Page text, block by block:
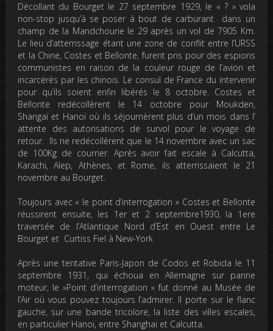
Décollant du Bourget le 27 septembre 1929, le « ? » vola
non-stop jusqu’à se poser à bout de carburant dans un
champ de la Mandchourie le 29 après un vol de 7905 Km.
Le lieu d’atterrissage étant une zone de conflit entre l’URSS
et la Chine, Costes et Bellonte, furent pris pour des espions
communistes en raison de la couleur rouge de l’avion et
incarcérés par les chinois. Le consul de France du intervenir
pour qu’ils soient enfin libérés le 8 octobre. Costes et
Bellonte redécollèrent le 14 octobre pour Moukden,
Shangaï et Hanoï où ils séjournèrent plus d’un mois dans l’
attente des autorisations de survol pour le voyage de
retour. Ils ne redécollèrent que le 14 novembre avec un sac
de 100Kg de courrier. Après avoir fait escale à Calcutta,
Karachi, Alep, Athènes, et Rome, ils atterrissaient le 21
novembre au Bourget.
Toujours avec « le point d’interrogation » Costes et Bellonte
réussirent ensuite, les 1er et 2 septembre1930, la 1ere
traversée de l’Atlantique Nord d’Est en Ouest entre Le
Bourget et Curtiss Fiel à New-York
Après une tentative Paris-Japon de Codos et Robida le 11
septembre 1931, qui échoua en Allemagne sur panne
moteur, le »Point d’interrogation » fut donné au Musée de
l’Air où vous pouvez toujours l’admirer. Il porte sur le flanc
gauche, sur une bande tricolore, la liste des villes escales,
en particulier Hanoï, entre Shanghai et Calcutta.